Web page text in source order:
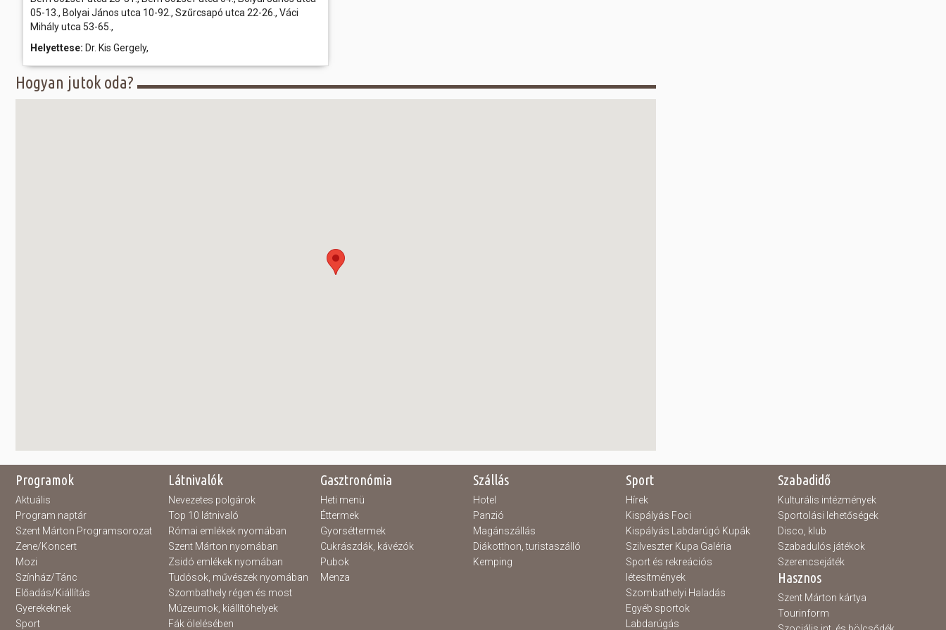
05-13., BoIyai János utca 10-92., Szűrcsapó utca 22-26., Váci
Mihály utca 53-65.,
Helyettese: Dr. Kis Gergely,
Hogyan jutok oda?
Programok
Aktuális
Program naptár
Szent Márton Programsorozat
Zene/Koncert
Mozi
Színház/Tánc
Előadás/Kiállítás
Gyerekeknek
Sport
Látnivalók
Nevezetes polgárok
Top 10 látnivaló
Római emlékek nyomában
Szent Márton nyomában
Zsidó emlékek nyomában
Tudósok, művészek nyomában
Szombathely régen és most
Múzeumok, kiállítóhelyek
Fák ölelésében
Gasztronómia
Heti menü
Éttermek
Gyorséttermek
Cukrászdák, kávézók
Pubok
Menza
Szállás
Hotel
Panzió
Magánszállás
Diákotthon, turistaszálló
Kemping
Sport
Hírek
Kispályás Foci
Kispályás Labdarúgó Kupák
Szilveszter Kupa Galéria
Sport és rekreációs
létesítmények
Szombathelyi Haladás
Egyéb sportok
Labdarúgás
Szabadidő
Kulturális intézmények
Sportolási lehetőségek
Disco, klub
Szabadulós játékok
Szerencsejáték
Hasznos
Szent Márton kártya
Tourinform